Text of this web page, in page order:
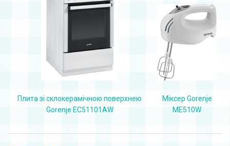
Плита зі склокерамічною поверхнею
Gorenje EC51101AW
Міксер Gorenje
ME510W